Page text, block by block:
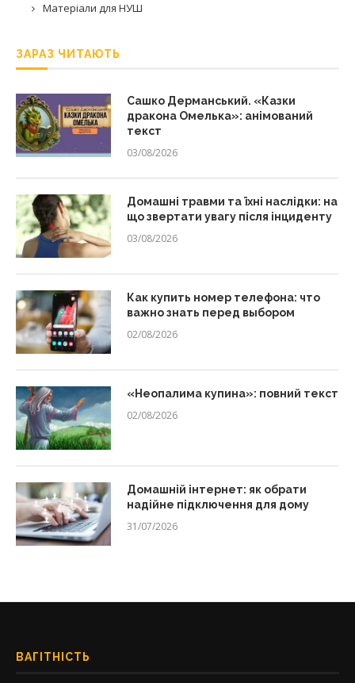
Матеріали для НУШ
ЗАРАЗ ЧИТАЮТЬ
Сашко Дерманський. «Казки
дракона Омелька»: анімований
текст
03/08/2026
Домашні травми та їхні наслідки: на
що звертати увагу після інциденту
03/08/2026
Как купить номер телефона: что
важно знать перед выбором
02/08/2026
«Неопалима купина»: повний текст
02/08/2026
Домашній інтернет: як обрати
надійне підключення для дому
31/07/2026
ВАГІТНІСТЬ